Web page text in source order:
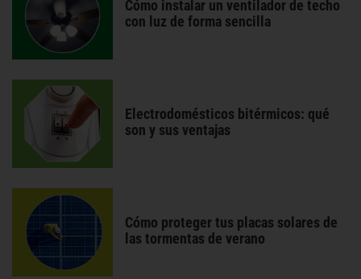
Cómo instalar un ventilador de techo
con luz de forma sencilla
Electrodomésticos bitérmicos: qué
son y sus ventajas
Cómo proteger tus placas solares de
las tormentas de verano